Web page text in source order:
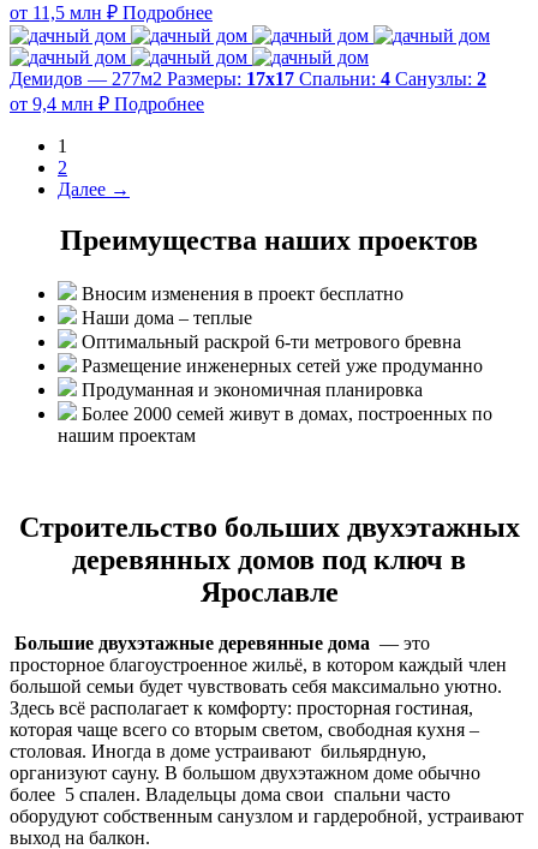
от 11,5 млн ₽ Подробнее
Демидов — 277м2 Размеры: 17х17 Спальни: 4 Санузлы: 2
от 9,4 млн ₽ Подробнее
1
2
Далее →
Преимущества наших проектов
Вносим изменения в проект бесплатно
Наши дома – теплые
Оптимальный раскрой 6-ти метрового бревна
Размещение инженерных сетей уже продуманно
Продуманная и экономичная планировка
Более 2000 семей живут в домах, построенных по
нашим проектам
Строительство больших двухэтажных
деревянных домов под ключ в
Ярославле
Большие двухэтажные деревянные дома — это
просторное благоустроенное жильё, в котором каждый член
большой семьи будет чувствовать себя максимально уютно.
Здесь всё располагает к комфорту: просторная гостиная,
которая чаще всего со вторым светом, свободная кухня –
столовая. Иногда в доме устраивают бильярдную,
организуют сауну. В большом двухэтажном доме обычно
более 5 спален. Владельцы дома свои спальни часто
оборудуют собственным санузлом и гардеробной, устраивают
выход на балкон.